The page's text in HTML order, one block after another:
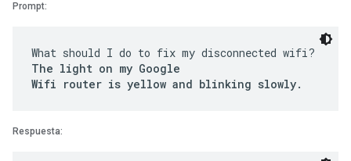
Prompt:
What should I do to fix my disconnected wifi?
The light on my Google
Wifi router is yellow and blinking slowly.
Respuesta: